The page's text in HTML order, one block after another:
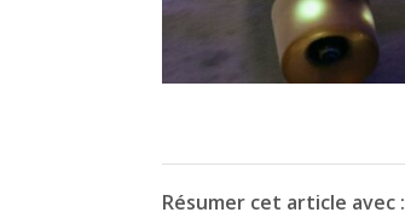
Résumer cet article avec :